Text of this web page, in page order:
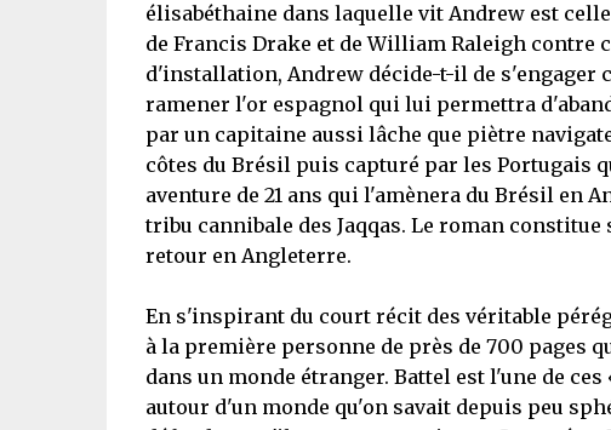
élisabéthaine dans laquelle vit Andrew est
de Francis Drake et de William Raleigh contre
d'installation, Andrew décide-t-il de s'engager
ramener l'or espagnol qui lui permettra
par un capitaine aussi lâche que piètre
côtes du Brésil puis capturé par les Portugais
aventure de 21 ans qui l'amènera du Brésil en
tribu cannibale des Jaqqas. Le roman
retour en Angleterre.
En s'inspirant du court récit des véritable
à la première personne de près de 700 pages
dans un monde étranger. Battel est l'une de
autour d'un monde qu'on savait depuis peu